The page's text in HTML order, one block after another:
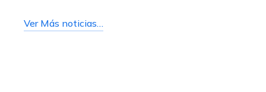
Ver Más noticias…